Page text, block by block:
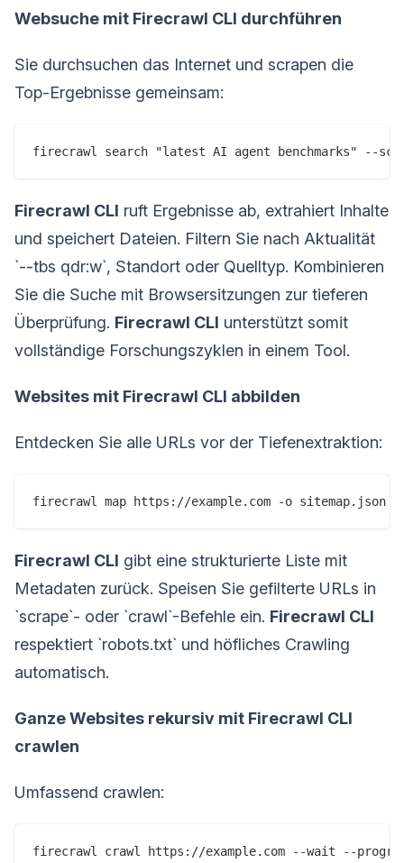
Websuche mit Firecrawl CLI durchführen
Sie durchsuchen das Internet und scrapen die
Top-Ergebnisse gemeinsam:
firecrawl search "latest AI agent benchmarks" --
Firecrawl CLI ruft Ergebnisse ab, extrahiert Inhalte
und speichert Dateien. Filtern Sie nach Aktualität
`--tbs qdr:w`, Standort oder Quelltyp. Kombinieren
Sie die Suche mit Browsersitzungen zur tieferen
Überprüfung. Firecrawl CLI unterstützt somit
vollständige Forschungszyklen in einem Tool.
Websites mit Firecrawl CLI abbilden
Entdecken Sie alle URLs vor der Tiefenextraktion:
firecrawl map https://example.com -o sitemap.json
Firecrawl CLI gibt eine strukturierte Liste mit
Metadaten zurück. Speisen Sie gefilterte URLs in
`scrape`- oder `crawl`-Befehle ein. Firecrawl CLI
respektiert `robots.txt` und höfliches Crawling
automatisch.
Ganze Websites rekursiv mit Firecrawl CLI
crawlen
Umfassend crawlen:
firecrawl crawl https://example.com --wait --